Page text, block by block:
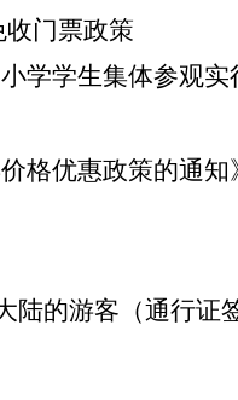
收门票政策
学学生集体参观实
格优惠政策的通知
陆的游客（通行证